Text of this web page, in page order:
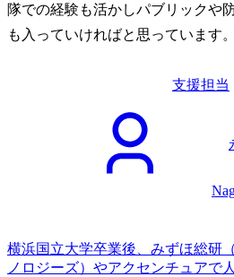
隊での経験も活かしパブリックや
も入っていければと思っています。
支援担当
横浜国立大学卒業後、みずほ総研
ノロジーズ）やアクセンチュアで